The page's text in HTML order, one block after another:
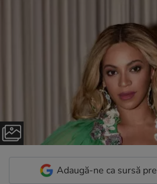
Adaugă-ne ca sursă